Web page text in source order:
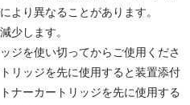
より異なることがあります。
少します。
ジを使い切ってからご使用くださ
リッジを先に使用すると装置添付
ナーカートリッジを先に使用する